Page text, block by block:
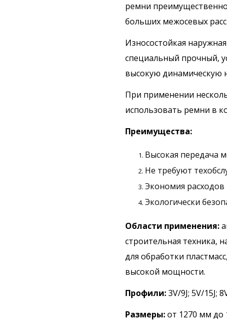
ремни
больших межосевых
Износостойкая
специальный прочный,
высокую динамическую
При применении
использовать ремни в
Преимущества:
Высокая передача
Не требуют
Экономия расходов
Экологически
Области применения:
строительная техника,
для обработки
высокой мощности.
Профили:3V/9J; 5V/15J;
Размеры:от 1270 мм до